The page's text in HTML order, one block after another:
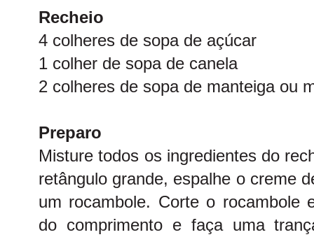
Recheio
4 colheres de sopa de açúcar
1 colher de sopa de canela
2 colheres de sopa de manteiga ou
Preparo
Misture todos os ingredientes do
retângulo grande, espalhe o creme
um rocambole. Corte o rocambole
do comprimento e faça uma